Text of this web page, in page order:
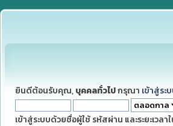
ยินดีต้อนรับคุณ, บุคคลทั่วไปกรุณา เข้าสู่ระ
เข้าสู่ระบบด้วยชื่อผู้ใช้ รหัสผ่าน และระยะเวลา